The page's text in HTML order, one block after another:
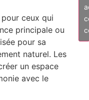
ceux qui
principale ou
pour sa
naturel. Les
un espace
avec le